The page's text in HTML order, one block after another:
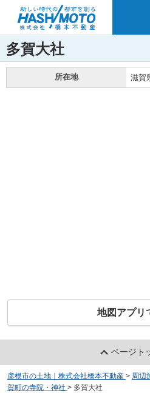
多賀大社
所在地 滋賀
地図アプリ
ページト
彦根市の土地｜株式会社橋本不動産 > 周辺
賀町の寺院・神社 > 多賀大社